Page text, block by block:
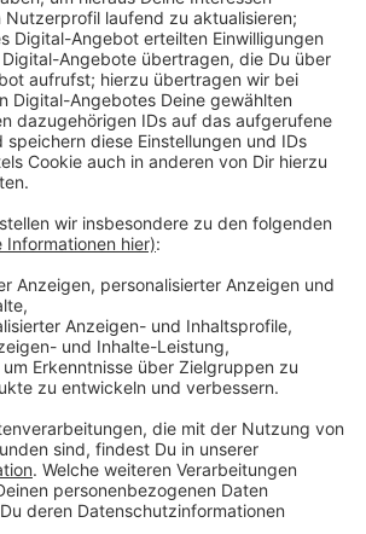
auf dem Laufenden
bleiben!
mehr - mit unserem kostenlosen
Newsletter. Ob Nachrichten,
unsere neuesten Aktionen - wir
informieren dich.
Newsletter anmelden
uns etwas sagen?